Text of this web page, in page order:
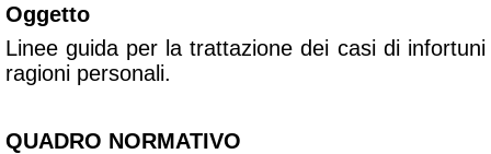
Oggetto
Linee guida per la trattazione dei casi di
ragioni personali.
QUADRO NORMATIVO